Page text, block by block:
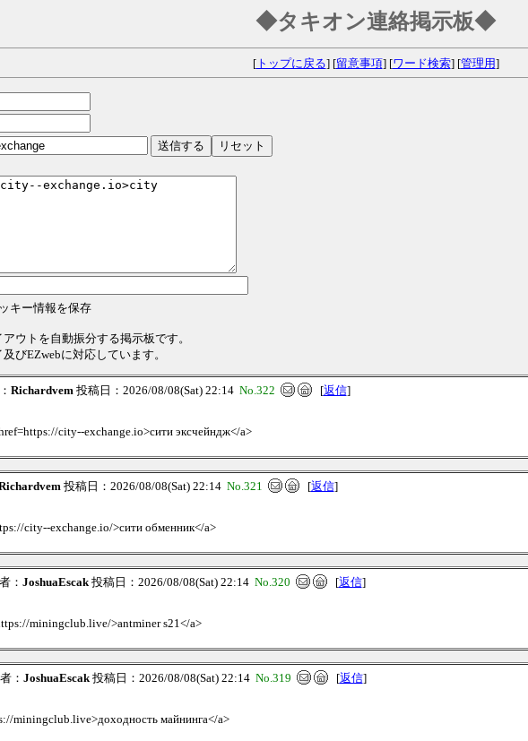
◆タキオン連絡掲示板◆
[トップに戻る] [留意事項] [ワード検索] [管理用]
キー情報を保存
ウトを自動振分する掲示板です。
びEZwebに対応しています。
Richardvem投稿日：2026/08/08(Sat) 22:14 No.322 [返信]
city--exchange.io>сити эксчейндж</a>
投稿日：2026/08/08(Sat) 22:14 No.321 [返信]
city--exchange.io/>сити обменник</a>
： JoshuaEscak投稿日：2026/08/08(Sat) 22:14 No.320 [返信]
miningclub.live/>antminer s21</a>
： JoshuaEscak投稿日：2026/08/08(Sat) 22:14 No.319 [返信]
miningclub.live>доходность майнинга</a>